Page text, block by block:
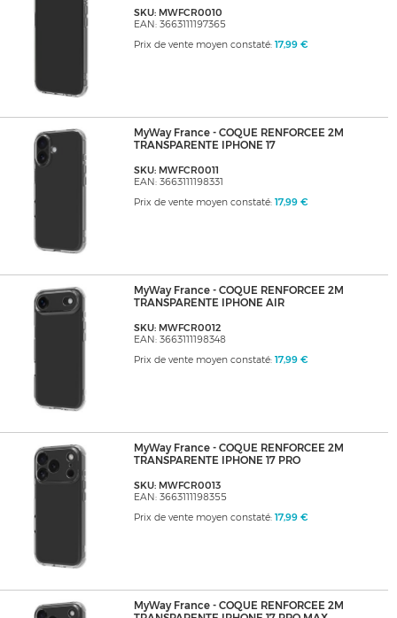
SKU: MWFCR0010
EAN: 3663111197365
Prix de vente moyen constaté: 17,99 €
MyWay France - COQUE RENFORCEE 2M
TRANSPARENTE IPHONE 17
SKU: MWFCR0011
EAN: 3663111198331
Prix de vente moyen constaté: 17,99 €
MyWay France - COQUE RENFORCEE 2M
TRANSPARENTE IPHONE AIR
SKU: MWFCR0012
EAN: 3663111198348
Prix de vente moyen constaté: 17,99 €
MyWay France - COQUE RENFORCEE 2M
TRANSPARENTE IPHONE 17 PRO
SKU: MWFCR0013
EAN: 3663111198355
Prix de vente moyen constaté: 17,99 €
MyWay France - COQUE RENFORCEE 2M